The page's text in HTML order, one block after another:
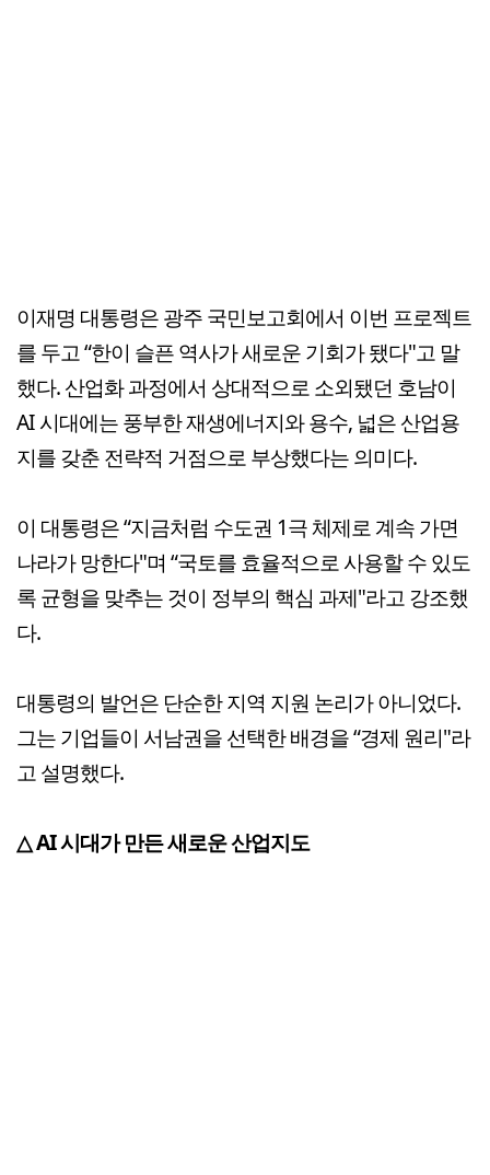
이재명 대통령은 광주 국민보고회에서 이번 프로젝트
를 두고 “한이 슬픈 역사가 새로운 기회가 됐다"고 말
했다. 산업화 과정에서 상대적으로 소외됐던 호남이
AI 시대에는 풍부한 재생에너지와 용수, 넓은 산업용
지를 갖춘 전략적 거점으로 부상했다는 의미다.
이 대통령은 “지금처럼 수도권 1극 체제로 계속 가면
나라가 망한다"며 “국토를 효율적으로 사용할 수 있도
록 균형을 맞추는 것이 정부의 핵심 과제"라고 강조했
다.
대통령의 발언은 단순한 지역 지원 논리가 아니었다.
그는 기업들이 서남권을 선택한 배경을 “경제 원리"라
고 설명했다.
△ AI 시대가 만든 새로운 산업지도